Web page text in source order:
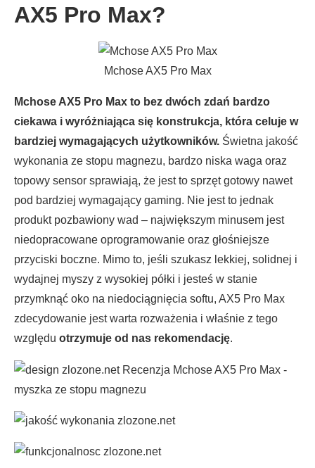
AX5 Pro Max?
Mchose AX5 Pro Max
Mchose AX5 Pro Max to bez dwóch zdań bardzo
ciekawa i wyróżniająca się konstrukcja, która celuje w
bardziej wymagających użytkowników. Świetna jakość
wykonania ze stopu magnezu, bardzo niska waga oraz
topowy sensor sprawiają, że jest to sprzęt gotowy nawet
pod bardziej wymagający gaming. Nie jest to jednak
produkt pozbawiony wad – największym minusem jest
niedopracowane oprogramowanie oraz głośniejsze
przyciski boczne. Mimo to, jeśli szukasz lekkiej, solidnej i
wydajnej myszy z wysokiej półki i jesteś w stanie
przymknąć oko na niedociągnięcia softu, AX5 Pro Max
zdecydowanie jest warta rozważenia i właśnie z tego
względu otrzymuje od nas rekomendację.